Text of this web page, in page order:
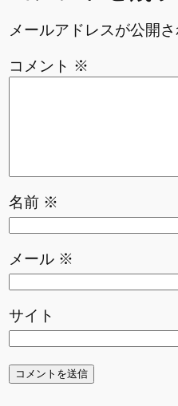
メールアドレスが公開
コメント ※
名前 ※
メール ※
サイト